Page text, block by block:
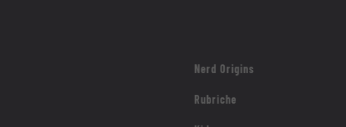
Nerd Origins
Rubriche